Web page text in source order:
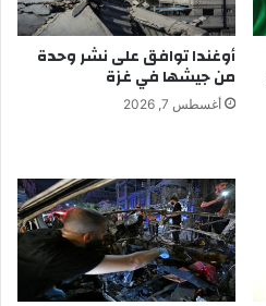
أوغندا توافق على نشر وحدة
من جيشها في غزة
أغسطس 7, 2026